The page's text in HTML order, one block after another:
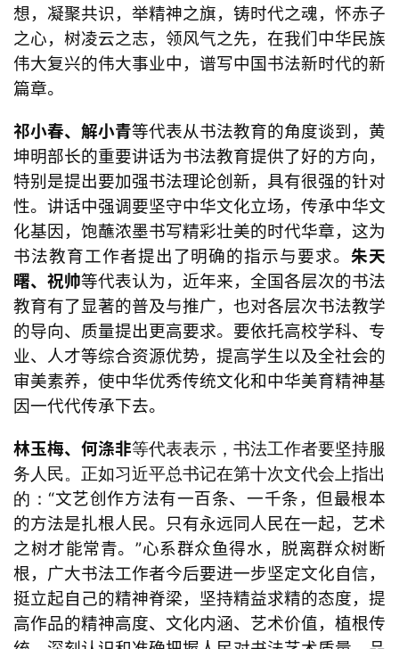
学
术
研
究
法
书
欣
赏
砚
边
夜
话
美
术
图
库
容
易
寫
錯
用
錯
的
繁
體
想，凝聚共识，举精神之旗，铸时代之魂，怀赤子
之心，树凌云之志，领风气之先，在我们中华民族
伟大复兴的伟大事业中，谱写中国书法新时代的新
篇章。
祁小春、解小青等代表从书法教育的角度谈到 ，黄
坤明部长的重要讲话为书法教育提供了好的方向，
特别是提出要加强书法理论创新，具有很强的针对
性。讲话中强调要坚守中华文化立场，传承中华文
化基因，饱蘸浓墨书写精彩壮美的时代华章，这为
书法教育工作者提出了明确的指示与要求。朱天
曙、祝帅等代表认为， 近年来，全国各层次的书法
教育有了显著的普及与推广，也对各层次书法教学
的导向、质量提出更高要求。要依托高校学科、专
业、人才等综合资源优势，提高学生以及全社会的
审美素养，使中华优秀传统文化和中华美育精神基
因一代代传承下去。
林玉梅、何涤非等代表表示，书法工作者要坚持服
务人民。正如习近平总书记在第十次文代会上指出
的： “文艺创作方法有一百条、一千条，但最根本
的方法是扎根人民。只有永远同人民在一起，艺术
之树才能常青。”心系群众鱼得水，脱离群众树断
根，广大书法工作者今后要进一步坚定文化自信，
挺立起自己的精神脊梁，坚持精益求精的态度，提
高作品的精神高度、文化内涵、艺术价值，植根传